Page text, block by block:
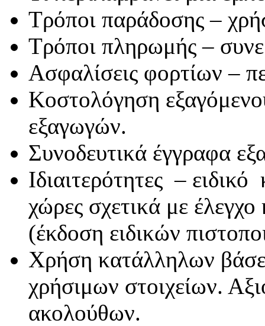
Τρόποι παράδοσης –
Τρόποι πληρωμής –
Ασφαλίσεις φορτίων –
Κοστολόγηση
εξαγωγών.
Συνοδευτικά έγγραφα
Ιδιαιτερότητες –
χώρες σχετικά με
(έκδοση ειδικών
Χρήση κατάλληλων
χρήσιμων στοιχείων.
ακολούθων.